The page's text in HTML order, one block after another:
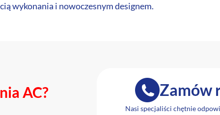
wykonania i nowoczesnym designem.
AC? Zamów
Nasi specjaliści chętnie